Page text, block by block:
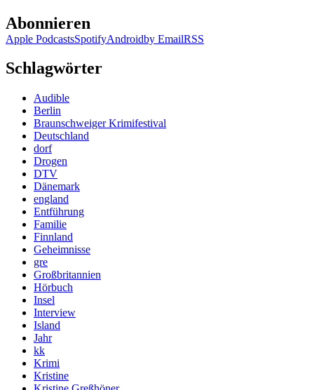
Abonnieren
Apple PodcastsSpotifyAndroidby EmailRSS
Schlagwörter
Audible
Berlin
Braunschweiger Krimifestival
Deutschland
dorf
Drogen
DTV
Dänemark
england
Entführung
Familie
Finnland
Geheimnisse
gre
Großbritannien
Hörbuch
Insel
Interview
Island
Jahr
kk
Krimi
Kristine